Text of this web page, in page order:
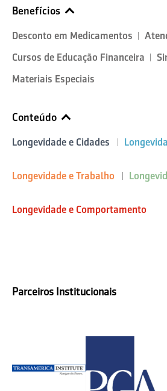
Benefícios
Desconto em Medicamentos
Cursos de Educação Financeira
Materiais Especiais
Conteúdo
Longevidade e Cidades
Longevidade e Trabalho
Longevidade e Comportamento
Parceiros Institucionais